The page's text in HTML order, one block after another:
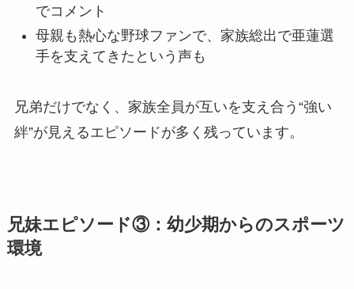
でコメント
母親も熱心な野球ファンで、家族総出で亜蓮選
手を支えてきたという声も
兄弟だけでなく、家族全員が互いを支え合う“強い
絆”が見えるエピソードが多く残っています。
兄妹エピソード③：幼少期からのスポーツ
環境